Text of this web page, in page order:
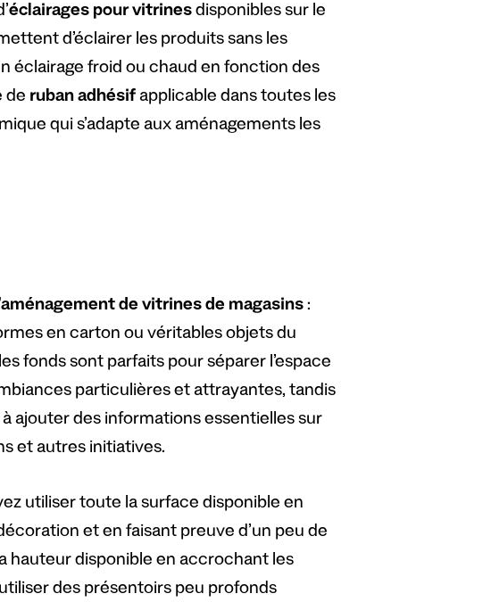
éclairages pour vitrinesdisponibles sur le
d’éclairer les produits sans les
éclairage froid ou chaud en fonction des
de ruban adhésifapplicable dans toutes les
qui s’adapte aux aménagements les
de vitrines de magasins:
en carton ou véritables objets du
fonds sont parfaits pour séparer l’espace
particulières et attrayantes, tandis
ajouter des informations essentielles sur
et autres initiatives.
utiliser toute la surface disponible en
et en faisant preuve d’un peu de
hauteur disponible en accrochant les
des présentoirs peu profonds